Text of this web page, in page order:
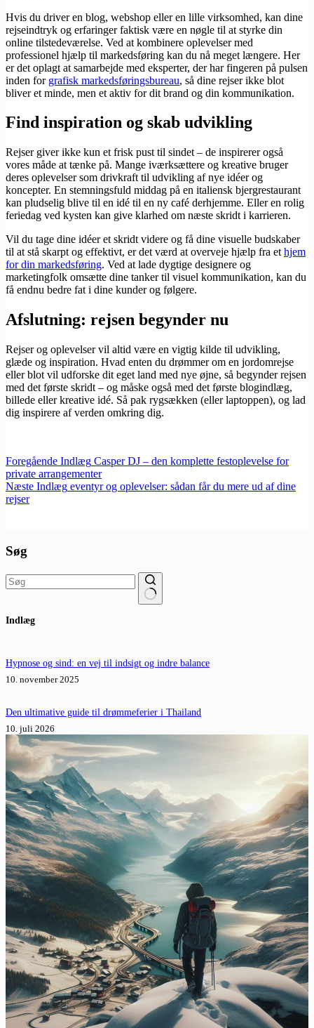
Hvis du driver en blog, webshop eller en lille virksomhed, kan dine
rejseindtryk og erfaringer faktisk være en nøgle til at styrke din
online tilstedeværelse. Ved at kombinere oplevelser med
professionel hjælp til markedsføring kan du nå meget længere. Her
er det oplagt at samarbejde med eksperter, der har fingeren på pulsen
inden for grafisk markedsføringsbureau, så dine rejser ikke blot
bliver et minde, men et aktiv for dit brand og din kommunikation.
Find inspiration og skab udvikling
Rejser giver ikke kun et frisk pust til sindet – de inspirerer også
vores måde at tænke på. Mange iværksættere og kreative bruger
deres oplevelser som drivkraft til udvikling af nye idéer og
koncepter. En stemningsfuld middag på en italiensk bjergrestaurant
kan pludselig blive til en idé til en ny café derhjemme. Eller en rolig
feriedag ved kysten kan give klarhed om næste skridt i karrieren.
Vil du tage dine idéer et skridt videre og få dine visuelle budskaber
til at stå skarpt og effektivt, er det værd at overveje hjælp fra et hjem
for din markedsføring. Ved at lade dygtige designere og
marketingfolk omsætte dine tanker til visuel kommunikation, kan du
få endnu bedre fat i dine kunder og følgere.
Afslutning: rejsen begynder nu
Rejser og oplevelser vil altid være en vigtig kilde til udvikling,
glæde og inspiration. Hvad enten du drømmer om en jordomrejse
eller blot vil udforske dit eget land med nye øjne, så begynder rejsen
med det første skridt – og måske også med det første blogindlæg,
billede eller kreative idé. Så pak rygsækken (eller laptoppen), og lad
dig inspirere af verden omkring dig.
Foregående Indlæg Casper DJ – den komplette festoplevelse for
private arrangementer
Næste Indlæg eventyr og oplevelser: sådan får du mere ud af dine
rejser
Søg
resultater
Indlæg
Hypnose og sind: en vej til indsigt og indre balance
10. november 2025
Den ultimative guide til drømmeferier i Thailand
10. juli 2026